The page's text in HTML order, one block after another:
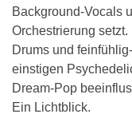
Background-Vocals
Orchestrierung
Drums und
einstigen
Dream-Pop
Ein Lichtblick.